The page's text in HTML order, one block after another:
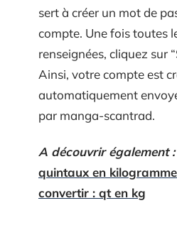
sert à créer un mot de
compte. Une fois toutes
renseignées, cliquez sur
Ainsi, votre compte est
automatiquement
par manga-scantrad.
A découvrir également :
quintaux en
convertir : qt en kg